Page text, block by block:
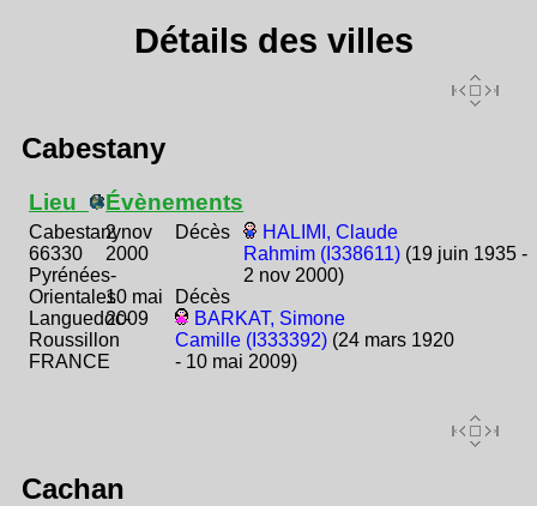
Détails des villes
Cabestany
Lieu
Cabestany
66330
Pyrénées-
Orientales
Languedoc-
Roussillon
FRANCE
Évènements
2 nov
2000
Décès
HALIMI, Claude
Rahmim (I338611) (19 juin 1935 -
2 nov 2000)
10 mai
2009
Décès
BARKAT, Simone
Camille (I333392)(24 mars 1920
- 10 mai 2009)
Cachan